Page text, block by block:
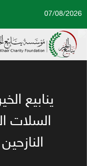
07/08/2026
ينابيع
السلات